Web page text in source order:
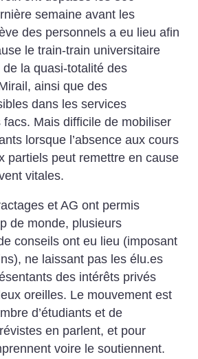
semaine avant les
des personnels a eu lieu afin
le train-train universitaire
la quasi-totalité des
ainsi que des
dans les services
Mais difficile de mobiliser
lorsque l’absence aux cours
partiels peut remettre en cause
vitales.
et AG ont permis
de monde, plusieurs
conseils ont eu lieu (imposant
ne laissant pas les élu.es
des intérêts privés
oreilles. Le mouvement est
d’étudiants et de
en parlent, et pour
voire le soutiennent.